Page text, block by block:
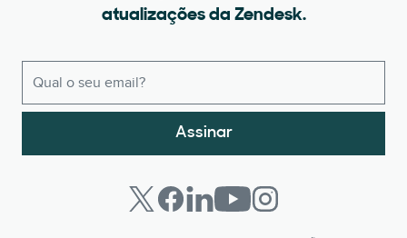
atualizações da Zendesk.
Assinar